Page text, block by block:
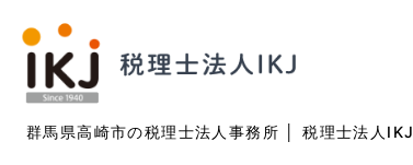
群馬県高崎市の税理士法人事務所 │ 税理士法人IKJ